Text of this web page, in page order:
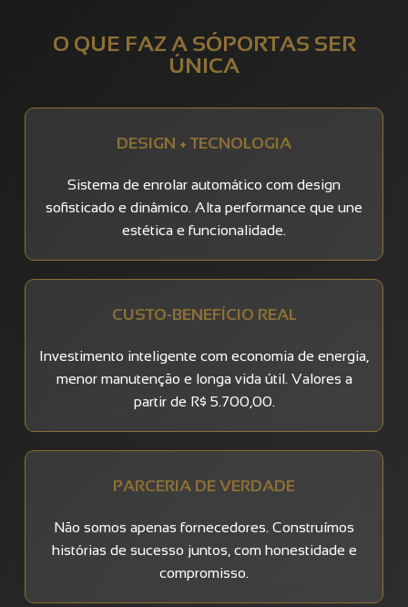
O QUE FAZ A SÓPORTAS SER
ÚNICA
DESIGN + TECNOLOGIA
Sistema de enrolar automático com design
sofisticado e dinâmico. Alta performance que une
estética e funcionalidade.
CUSTO-BENEFÍCIO REAL
Investimento inteligente com economia de energia,
menor manutenção e longa vida útil. Valores a
partir de R$ 5.700,00.
PARCERIA DE VERDADE
Não somos apenas fornecedores. Construímos
histórias de sucesso juntos, com honestidade e
compromisso.